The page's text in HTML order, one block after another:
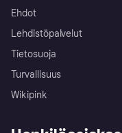
Ehdot
Lehdistöpalvelut
Tietosuoja
Turvallisuus
Wikipink